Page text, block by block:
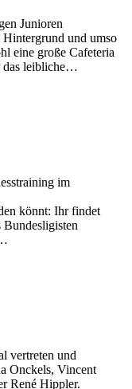
Junioren
Hintergrund und umso
eine große Cafeteria
das leibliche…
im
könnt: Ihr findet
vertreten und
Onckels, Vincent
René Hippler.